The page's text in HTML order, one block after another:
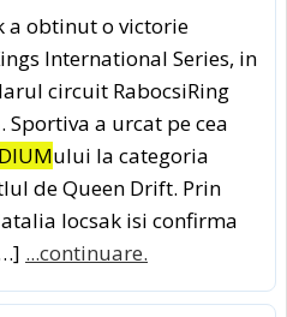
a obtinut o victorie
International Series, in
circuit RabocsiRing
a urcat pe cea
ului la categoria
de Queen Drift. Prin
Iocsak isi confirma
...continuare.